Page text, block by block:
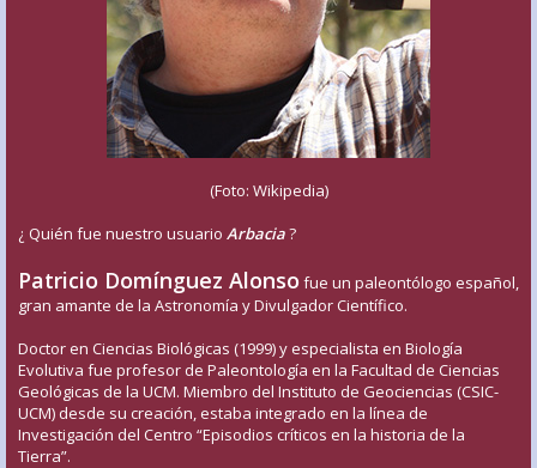
(Foto: Wikipedia)
¿ Quién fue nuestro usuario Arbacia?
Patricio Domínguez Alonso fue un paleontólogo español,
gran amante de la Astronomía y Divulgador Científico.
Doctor en Ciencias Biológicas (1999) y especialista en Biología
Evolutiva fue profesor de Paleontología en la Facultad de Ciencias
Geológicas de la UCM. Miembro del Instituto de Geociencias (CSIC-
UCM) desde su creación, estaba integrado en la línea de
Investigación del Centro “Episodios críticos en la historia de la
Tierra”.